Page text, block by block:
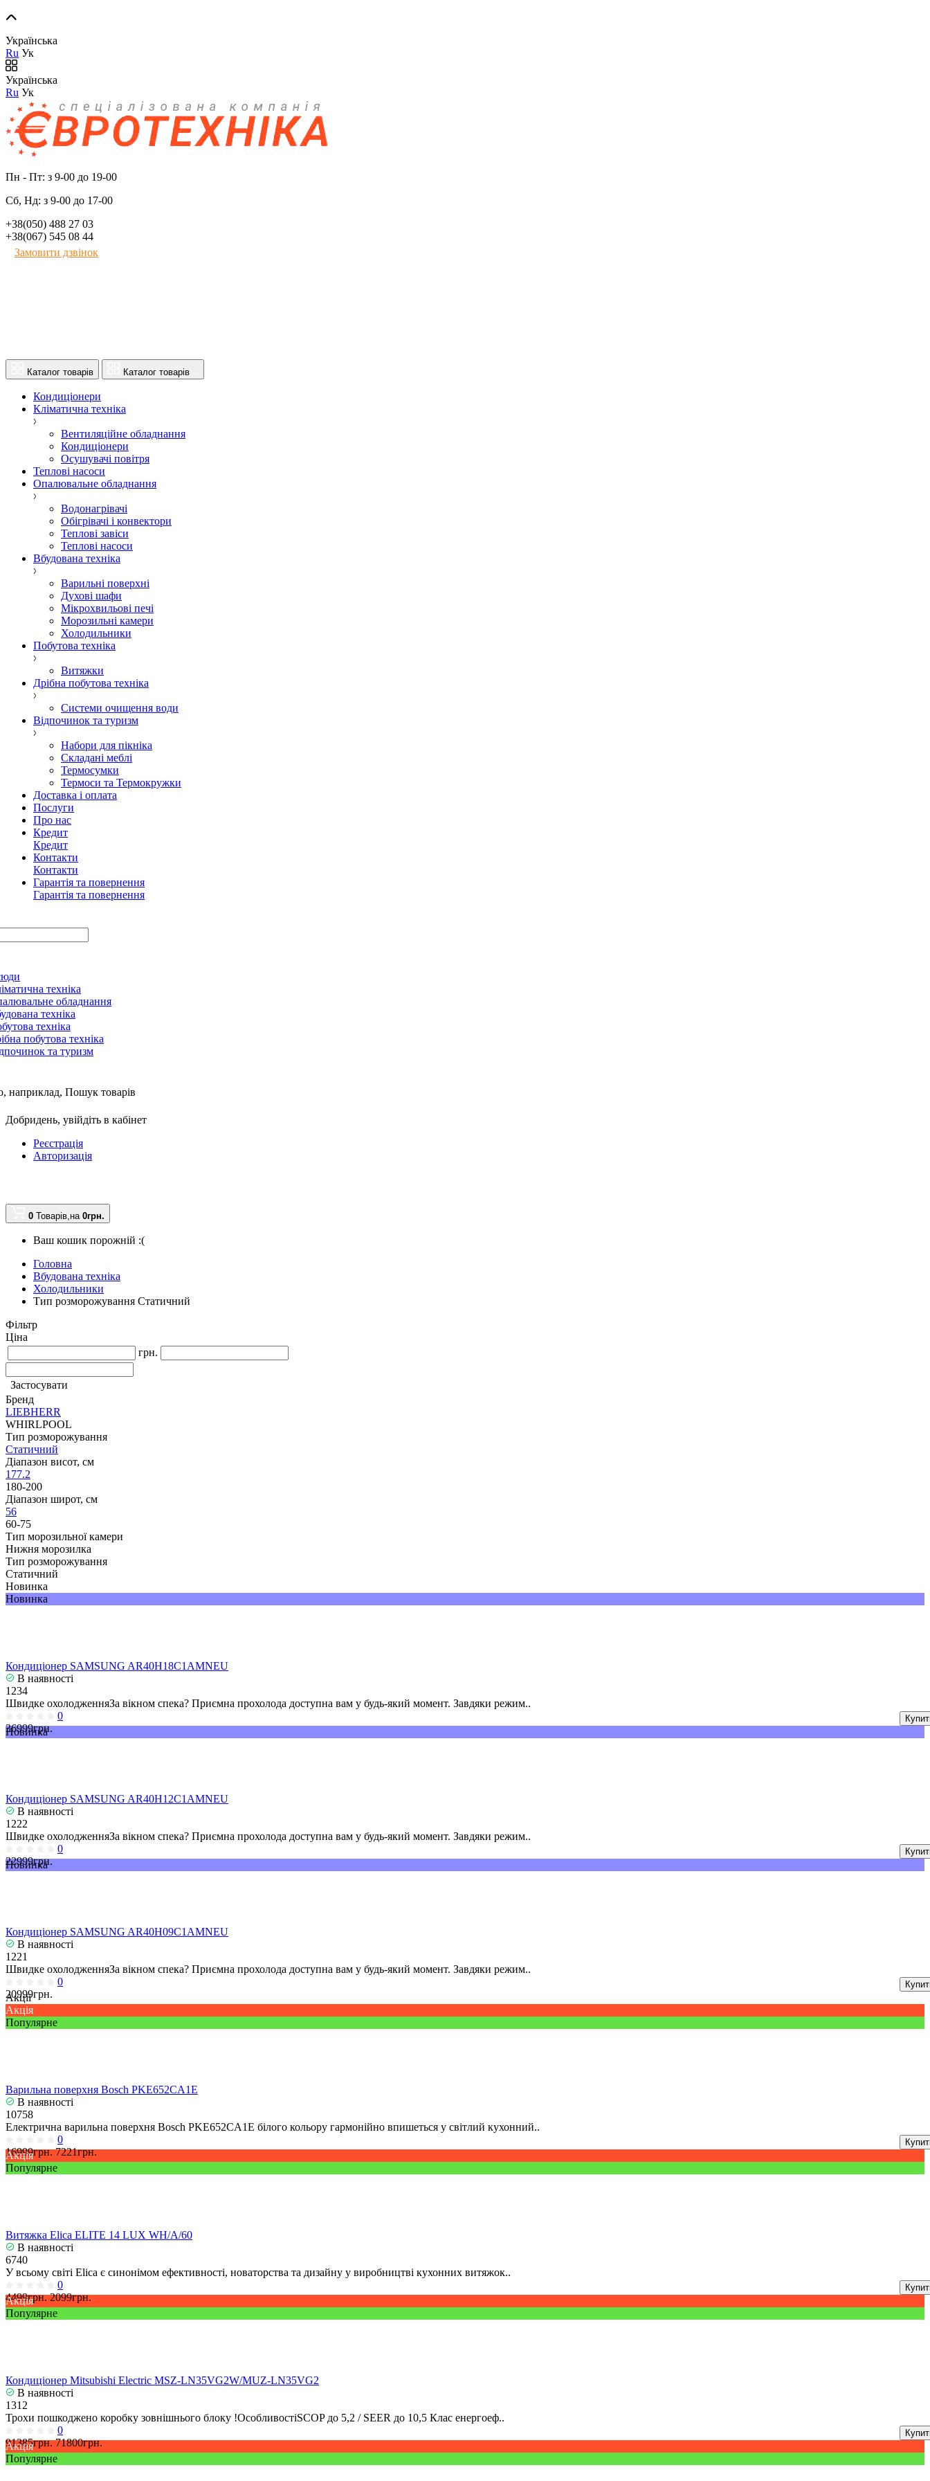
Українська
Ru Ук
Українська
Ru Ук
Пн - Пт: з 9-00 до 19-00
Сб, Нд: з 9-00 до 17-00
+38(050) 488 27 03
+38(067) 545 08 44
Замовити дзвінок
Каталог товарів Каталог товарів
Кондиціонери
Кліматична техніка
Вентиляційне обладнання
Кондиціонери
Осушувачі повітря
Теплові насоси
Опалювальне обладнання
Водонагрівачі
Обігрівачі і конвектори
Теплові завіси
Теплові насоси
Вбудована техніка
Варильні поверхні
Духові шафи
Мікрохвильові печі
Морозильні камери
Холодильники
Побутова техніка
Витяжки
Дрібна побутова техніка
Системи очищення води
Відпочинок та туризм
Набори для пікніка
Складані меблі
Термосумки
Термоси та Термокружки
Доставка і оплата
Послуги
Про нас
Кредит
Кредит
Контакти
Контакти
Гарантія та повернення
Гарантія та повернення
техніка
обладнання
техніка
техніка
побутова техніка
та туризм
наприклад, Пошук товарів
Добридень, увійдіть в кабінет
Реєстрація
Авторизація
0 Товарів,на 0грн.
Ваш кошик порожній :(
Головна
Вбудована техніка
Холодильники
Тип розморожування Статичний
Фільтр
Ціна
грн.
Застосувати
Бренд
LIEBHERR
WHIRLPOOL
Тип розморожування
Статичний
Діапазон висот, см
177.2
180-200
Діапазон широт, см
56
60-75
Тип морозильної камери
Нижня морозилка
Тип розморожування
Статичний
Новинка
Новинка
Кондиціонер SAMSUNG AR40H18C1AMNEU
В наявності
1234
Швидке охолодженняЗа вікном спека? Приємна прохолода доступна вам у будь-який момент. Завдяки режим..
0
36999грн.
Новинка
Кондиціонер SAMSUNG AR40H12C1AMNEU
В наявності
1222
Швидке охолодженняЗа вікном спека? Приємна прохолода доступна вам у будь-який момент. Завдяки режим..
0
22999грн.
Новинка
Кондиціонер SAMSUNG AR40H09C1AMNEU
В наявності
1221
Швидке охолодженняЗа вікном спека? Приємна прохолода доступна вам у будь-який момент. Завдяки режим..
0
20999грн.
Акції
Акція
Популярне
Варильна поверхня Bosch PKE652CA1E
В наявності
10758
Електрична варильна поверхня Bosch PKE652CA1E білого кольору гармонійно впишеться у світлий кухонний..
0
16999грн. 7221грн.
Акція
Популярне
Витяжка Elica ELITE 14 LUX WH/A/60
В наявності
6740
У всьому світі Elica є синонімом ефективності, новаторства та дизайну у виробництві кухонних витяжок..
0
4499грн. 2099грн.
Акція
Популярне
Кондиціонер Mitsubishi Electric MSZ-LN35VG2W/MUZ-LN35VG2
В наявності
1312
Трохи пошкоджено коробку зовнішнього блоку !ОсобливостіSCOP до 5,2 / SEER до 10,5 Клас енергоеф..
0
91385грн. 71800грн.
Акція
Популярне